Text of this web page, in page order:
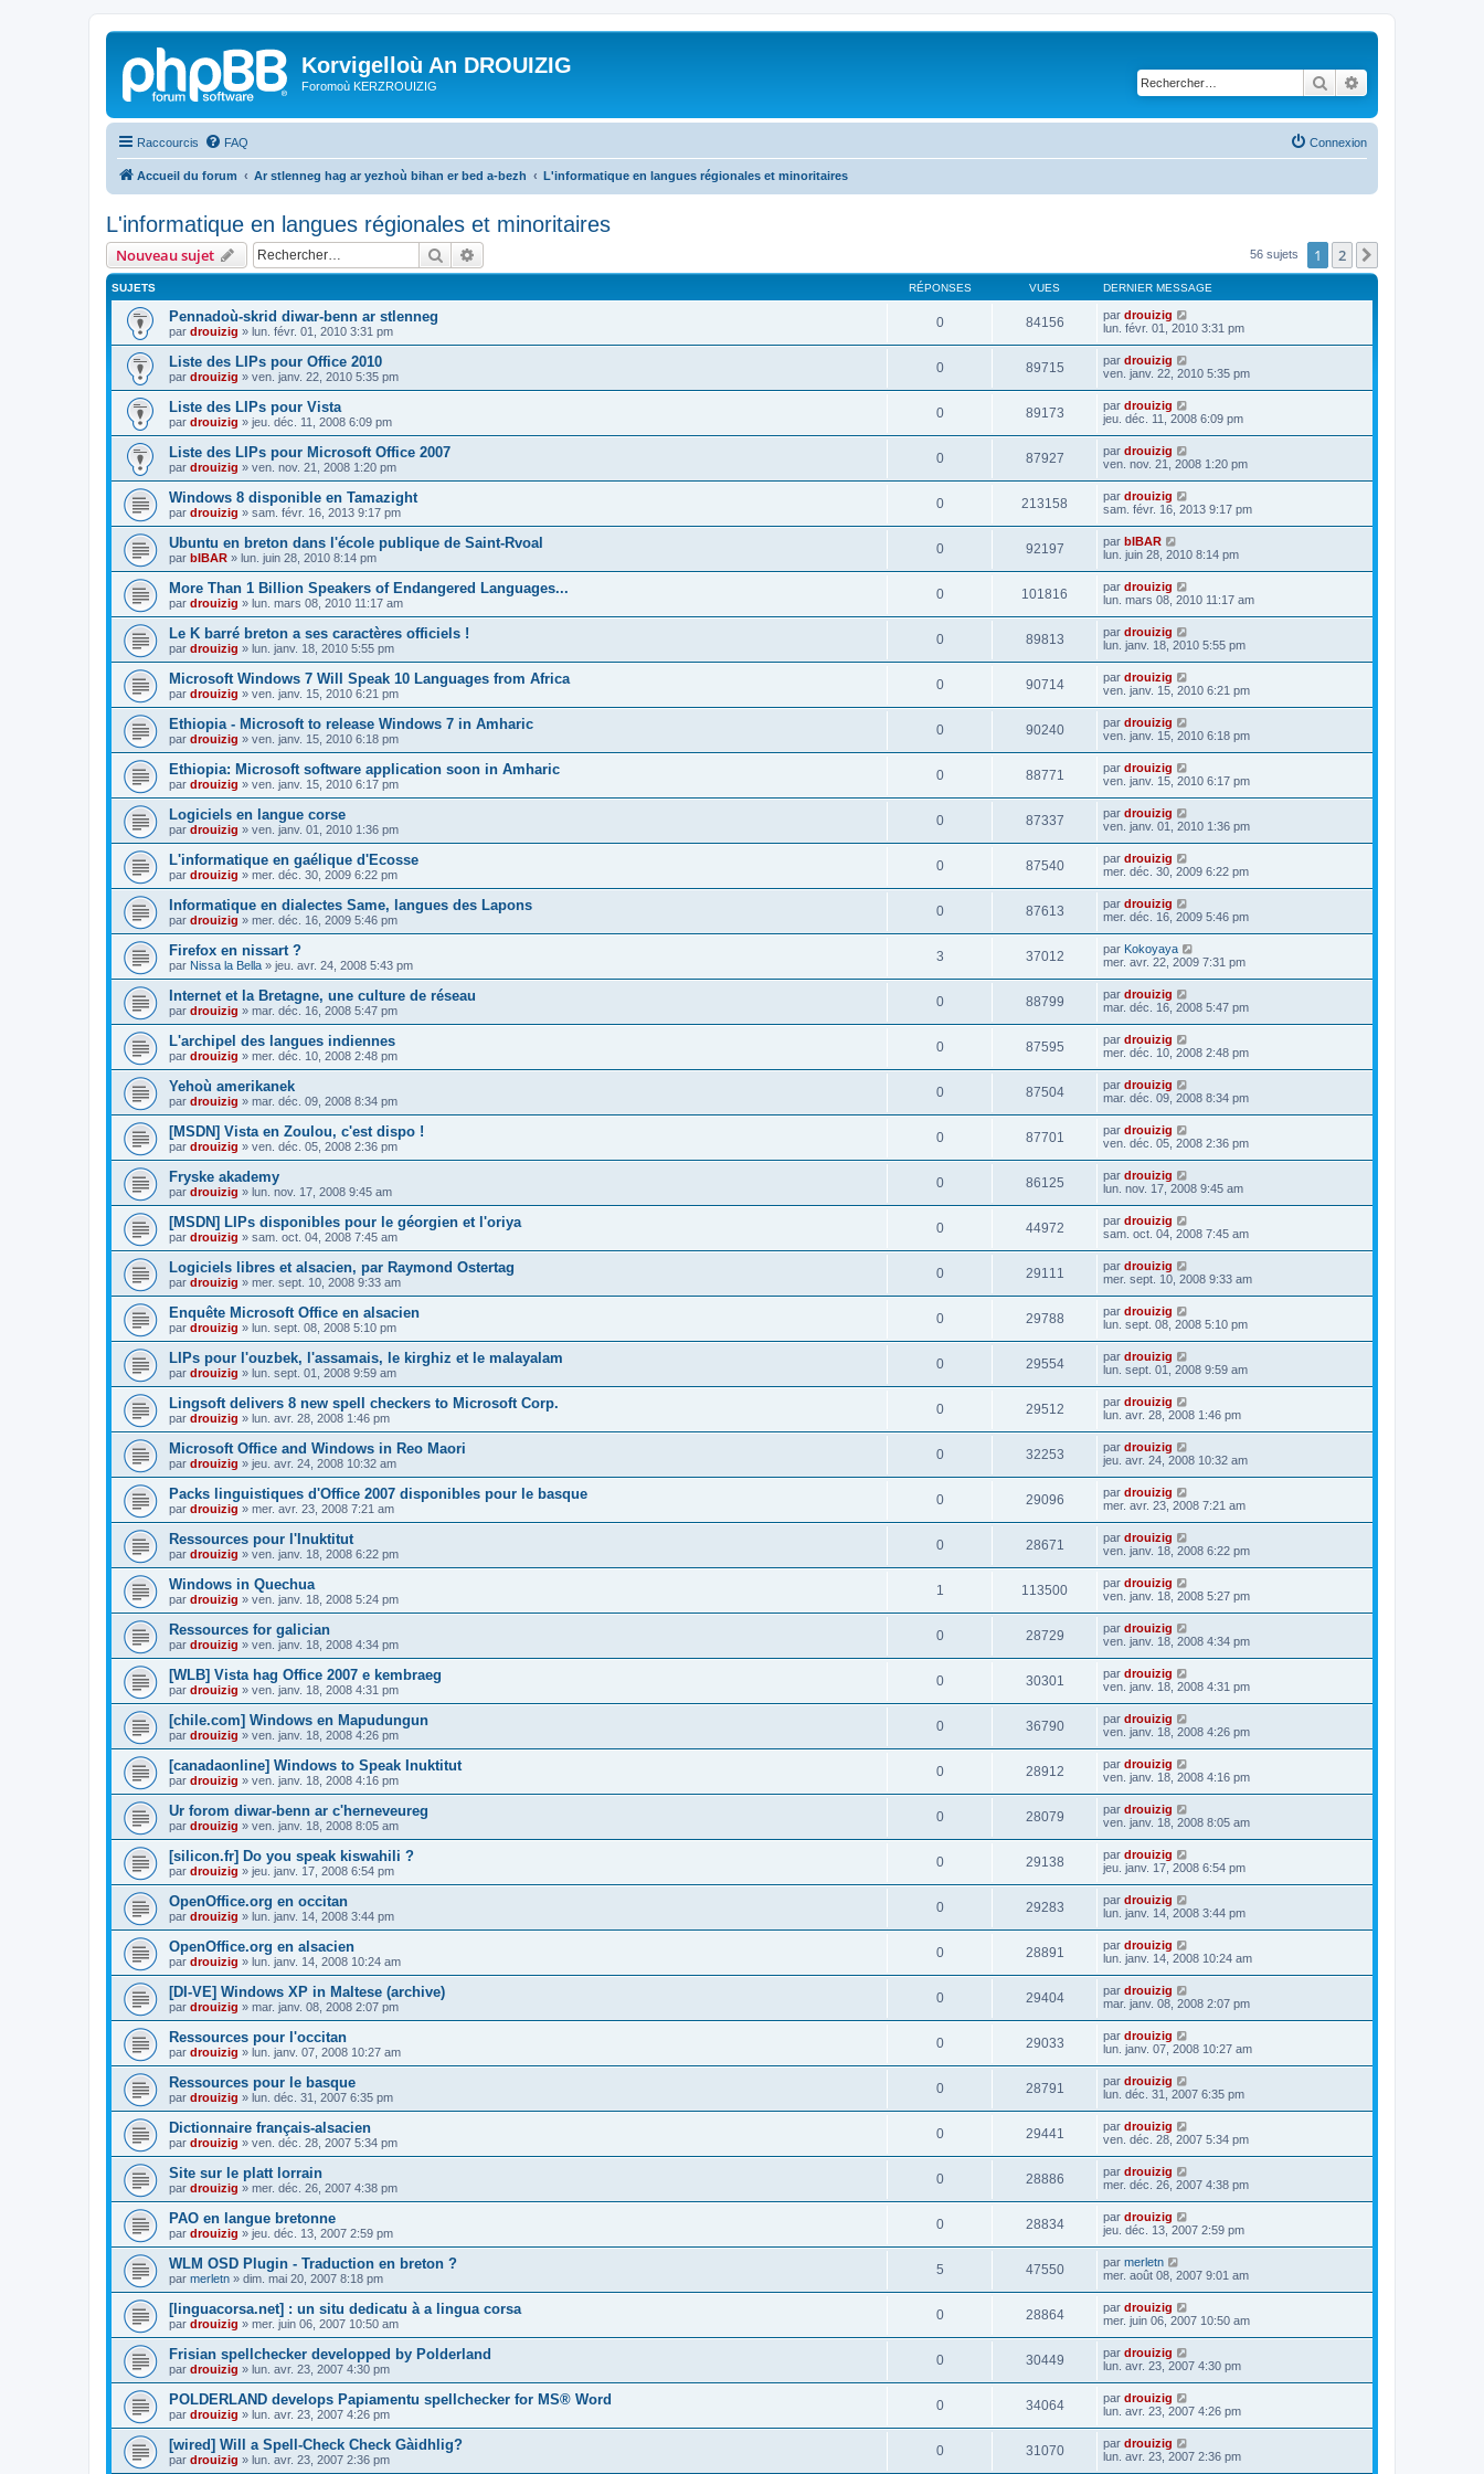
Korvigelloù An DROUIZIG
Foromoù KERZROUIZIG Rechercher
Raccourcis FAQ Connexion
Accueil du forum Ar stlenneg hag ar yezhoù bihan er bed a-bezh L'informatique en langues régionales et minoritaires
L'informatique en langues régionales et minoritaires
Nouveau sujet Rechercher 56 sujets 1 2
SUJETS RÉPONSES VUES DERNIER MESSAGE
Pennadoù-skrid diwar-benn ar stlenneg
par drouizig » lun. févr. 01, 2010 3:31 pm
0 84156 par drouizig
lun. févr. 01, 2010 3:31 pm
Liste des LIPs pour Office 2010
par drouizig » ven. janv. 22, 2010 5:35 pm
0 89715 par drouizig
ven. janv. 22, 2010 5:35 pm
Liste des LIPs pour Vista
par drouizig » jeu. déc. 11, 2008 6:09 pm
0 89173 par drouizig
jeu. déc. 11, 2008 6:09 pm
Liste des LIPs pour Microsoft Office 2007
par drouizig » ven. nov. 21, 2008 1:20 pm
0 87927 par drouizig
ven. nov. 21, 2008 1:20 pm
Windows 8 disponible en Tamazight
par drouizig » sam. févr. 16, 2013 9:17 pm
0 213158 par drouizig
sam. févr. 16, 2013 9:17 pm
Ubuntu en breton dans l'école publique de Saint-Rvoal
par bIBAR » lun. juin 28, 2010 8:14 pm
0 92197 par bIBAR
lun. juin 28, 2010 8:14 pm
More Than 1 Billion Speakers of Endangered Languages...
par drouizig » lun. mars 08, 2010 11:17 am
0 101816 par drouizig
lun. mars 08, 2010 11:17 am
Le K barré breton a ses caractères officiels !
par drouizig » lun. janv. 18, 2010 5:55 pm
0 89813 par drouizig
lun. janv. 18, 2010 5:55 pm
Microsoft Windows 7 Will Speak 10 Languages from Africa
par drouizig » ven. janv. 15, 2010 6:21 pm
0 90714 par drouizig
ven. janv. 15, 2010 6:21 pm
Ethiopia - Microsoft to release Windows 7 in Amharic
par drouizig » ven. janv. 15, 2010 6:18 pm
0 90240 par drouizig
ven. janv. 15, 2010 6:18 pm
Ethiopia: Microsoft software application soon in Amharic
par drouizig » ven. janv. 15, 2010 6:17 pm
0 88771 par drouizig
ven. janv. 15, 2010 6:17 pm
Logiciels en langue corse
par drouizig » ven. janv. 01, 2010 1:36 pm
0 87337 par drouizig
ven. janv. 01, 2010 1:36 pm
L'informatique en gaélique d'Ecosse
par drouizig » mer. déc. 30, 2009 6:22 pm
0 87540 par drouizig
mer. déc. 30, 2009 6:22 pm
Informatique en dialectes Same, langues des Lapons
par drouizig » mer. déc. 16, 2009 5:46 pm
0 87613 par drouizig
mer. déc. 16, 2009 5:46 pm
Firefox en nissart ?
par Nissa la Bella » jeu. avr. 24, 2008 5:43 pm
3 37012 par Kokoyaya
mer. avr. 22, 2009 7:31 pm
Internet et la Bretagne, une culture de réseau
par drouizig » mar. déc. 16, 2008 5:47 pm
0 88799 par drouizig
mar. déc. 16, 2008 5:47 pm
L'archipel des langues indiennes
par drouizig » mer. déc. 10, 2008 2:48 pm
0 87595 par drouizig
mer. déc. 10, 2008 2:48 pm
Yehoù amerikanek
par drouizig » mar. déc. 09, 2008 8:34 pm
0 87504 par drouizig
mar. déc. 09, 2008 8:34 pm
[MSDN] Vista en Zoulou, c'est dispo !
par drouizig » ven. déc. 05, 2008 2:36 pm
0 87701 par drouizig
ven. déc. 05, 2008 2:36 pm
Fryske akademy
par drouizig » lun. nov. 17, 2008 9:45 am
0 86125 par drouizig
lun. nov. 17, 2008 9:45 am
[MSDN] LIPs disponibles pour le géorgien et l'oriya
par drouizig » sam. oct. 04, 2008 7:45 am
0 44972 par drouizig
sam. oct. 04, 2008 7:45 am
Logiciels libres et alsacien, par Raymond Ostertag
par drouizig » mer. sept. 10, 2008 9:33 am
0 29111 par drouizig
mer. sept. 10, 2008 9:33 am
Enquête Microsoft Office en alsacien
par drouizig » lun. sept. 08, 2008 5:10 pm
0 29788 par drouizig
lun. sept. 08, 2008 5:10 pm
LIPs pour l'ouzbek, l'assamais, le kirghiz et le malayalam
par drouizig » lun. sept. 01, 2008 9:59 am
0 29554 par drouizig
lun. sept. 01, 2008 9:59 am
Lingsoft delivers 8 new spell checkers to Microsoft Corp.
par drouizig » lun. avr. 28, 2008 1:46 pm
0 29512 par drouizig
lun. avr. 28, 2008 1:46 pm
Microsoft Office and Windows in Reo Maori
par drouizig » jeu. avr. 24, 2008 10:32 am
0 32253 par drouizig
jeu. avr. 24, 2008 10:32 am
Packs linguistiques d'Office 2007 disponibles pour le basque
par drouizig » mer. avr. 23, 2008 7:21 am
0 29096 par drouizig
mer. avr. 23, 2008 7:21 am
Ressources pour l'Inuktitut
par drouizig » ven. janv. 18, 2008 6:22 pm
0 28671 par drouizig
ven. janv. 18, 2008 6:22 pm
Windows in Quechua
par drouizig » ven. janv. 18, 2008 5:24 pm
1 113500 par drouizig
ven. janv. 18, 2008 5:27 pm
Ressources for galician
par drouizig » ven. janv. 18, 2008 4:34 pm
0 28729 par drouizig
ven. janv. 18, 2008 4:34 pm
[WLB] Vista hag Office 2007 e kembraeg
par drouizig » ven. janv. 18, 2008 4:31 pm
0 30301 par drouizig
ven. janv. 18, 2008 4:31 pm
[chile.com] Windows en Mapudungun
par drouizig » ven. janv. 18, 2008 4:26 pm
0 36790 par drouizig
ven. janv. 18, 2008 4:26 pm
[canadaonline] Windows to Speak Inuktitut
par drouizig » ven. janv. 18, 2008 4:16 pm
0 28912 par drouizig
ven. janv. 18, 2008 4:16 pm
Ur forom diwar-benn ar c'herneveureg
par drouizig » ven. janv. 18, 2008 8:05 am
0 28079 par drouizig
ven. janv. 18, 2008 8:05 am
[silicon.fr] Do you speak kiswahili ?
par drouizig » jeu. janv. 17, 2008 6:54 pm
0 29138 par drouizig
jeu. janv. 17, 2008 6:54 pm
OpenOffice.org en occitan
par drouizig » lun. janv. 14, 2008 3:44 pm
0 29283 par drouizig
lun. janv. 14, 2008 3:44 pm
OpenOffice.org en alsacien
par drouizig » lun. janv. 14, 2008 10:24 am
0 28891 par drouizig
lun. janv. 14, 2008 10:24 am
[DI-VE] Windows XP in Maltese (archive)
par drouizig » mar. janv. 08, 2008 2:07 pm
0 29404 par drouizig
mar. janv. 08, 2008 2:07 pm
Ressources pour l'occitan
par drouizig » lun. janv. 07, 2008 10:27 am
0 29033 par drouizig
lun. janv. 07, 2008 10:27 am
Ressources pour le basque
par drouizig » lun. déc. 31, 2007 6:35 pm
0 28791 par drouizig
lun. déc. 31, 2007 6:35 pm
Dictionnaire français-alsacien
par drouizig » ven. déc. 28, 2007 5:34 pm
0 29441 par drouizig
ven. déc. 28, 2007 5:34 pm
Site sur le platt lorrain
par drouizig » mer. déc. 26, 2007 4:38 pm
0 28886 par drouizig
mer. déc. 26, 2007 4:38 pm
PAO en langue bretonne
par drouizig » jeu. déc. 13, 2007 2:59 pm
0 28834 par drouizig
jeu. déc. 13, 2007 2:59 pm
WLM OSD Plugin - Traduction en breton ?
par merletn » dim. mai 20, 2007 8:18 pm
5 47550 par merletn
mer. août 08, 2007 9:01 am
[linguacorsa.net] : un situ dedicatu à a lingua corsa
par drouizig » mer. juin 06, 2007 10:50 am
0 28864 par drouizig
mer. juin 06, 2007 10:50 am
Frisian spellchecker developped by Polderland
par drouizig » lun. avr. 23, 2007 4:30 pm
0 30449 par drouizig
lun. avr. 23, 2007 4:30 pm
POLDERLAND develops Papiamentu spellchecker for MS® Word
par drouizig » lun. avr. 23, 2007 4:26 pm
0 34064 par drouizig
lun. avr. 23, 2007 4:26 pm
[wired] Will a Spell-Check Check Gàidhlig?
par drouizig » lun. avr. 23, 2007 2:36 pm
0 31070 par drouizig
lun. avr. 23, 2007 2:36 pm